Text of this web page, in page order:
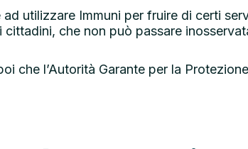
utilizzare Immuni per fruire di certi
cittadini, che non può passare
che l’Autorità Garante per la